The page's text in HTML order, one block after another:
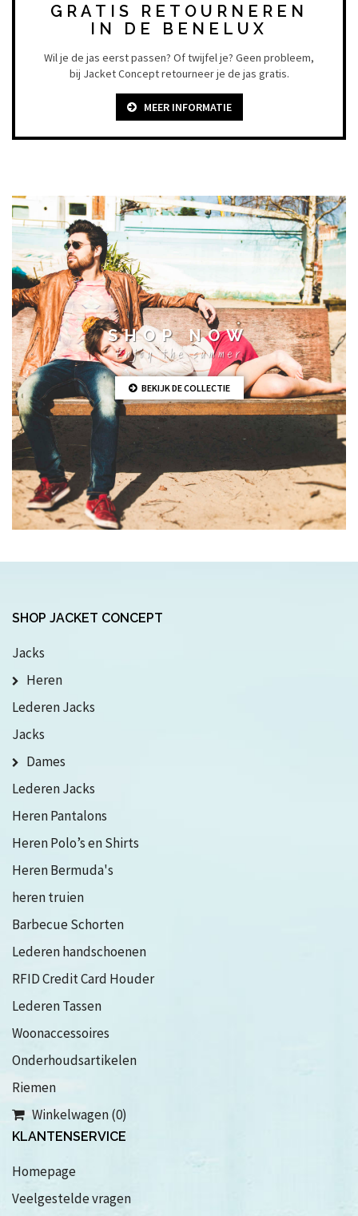
GRATIS RETOURNEREN
IN DE BENELUX
Wil je de jas eerst passen? Of twijfel je? Geen probleem,
bij Jacket Concept retourneer je de jas gratis.
MEER INFORMATIE
SHOP NOW
Enjoy the summer
BEKIJK DE COLLECTIE
SHOP JACKET CONCEPT
Jacks
Heren
Lederen Jacks
Jacks
Dames
Lederen Jacks
Heren Pantalons
Heren Polo’s en Shirts
Heren Bermuda's
heren truien
Barbecue Schorten
Lederen handschoenen
RFID Credit Card Houder
Lederen Tassen
Woonaccessoires
Onderhoudsartikelen
Riemen
Winkelwagen (0)
KLANTENSERVICE
Homepage
Veelgestelde vragen